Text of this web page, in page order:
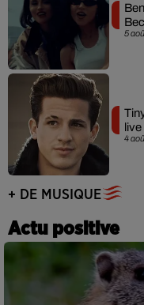
5
4
+ DE MUSIQUE
Actu positive